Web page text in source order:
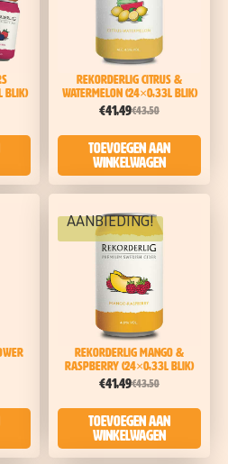
blik)
Rekorderlig Citrus &
Watermelon (24×0,33l blik)
€43,50
€41,49
Toevoegen aan
winkelwagen
AANBIEDING!
Rekorderlig Mango &
Raspberry (24×0,33l blik)
€43,50
€41,49
Toevoegen aan
winkelwagen